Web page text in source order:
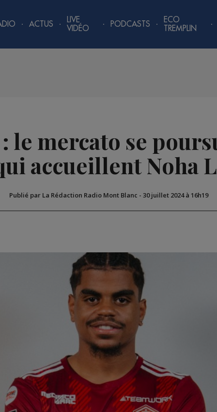
ACTUS
LIVE
VIDÉO
PODCASTS
ECO
TREMPLIN
le mercato se
accueillent Noha
Publié par La Rédaction Radio Mont Blanc - 30 juillet 2024 à 16h19